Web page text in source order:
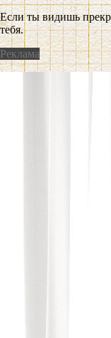
Если ты видишь
тебя.
Реклама